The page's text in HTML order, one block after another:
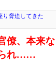
り脅迫してきた
僚、本来な
られ……